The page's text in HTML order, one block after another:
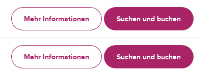
Mehr Informationen Suchen und buchen
Mehr Informationen Suchen und buchen